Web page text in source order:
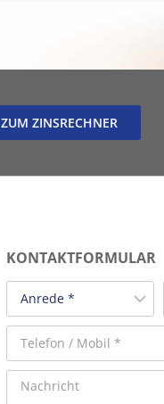
ZUM ZINSRECHNER
KONTAKTFORMULAR